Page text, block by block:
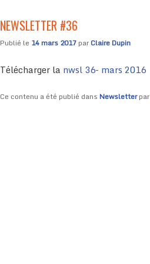
NEWSLETTER #36
Publié le 14 mars 2017 parClaire Dupin
Télécharger la nwsl 36- mars 2016
Ce contenu a été publié dans Newsletterpar